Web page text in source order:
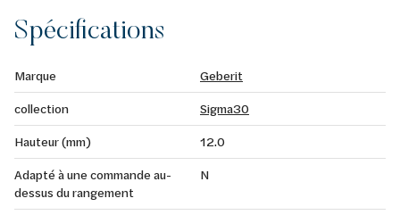
Spécifications
Marque
Geberit
collection
Sigma30
Hauteur (mm)
12.0
Adapté à une commande au-
dessus du rangement
N